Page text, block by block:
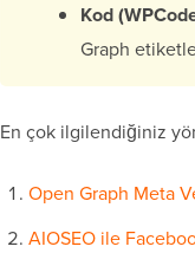
Kod
Graph
En çok ilgilendiğiniz
Open Graph Meta
AIOSEO ile